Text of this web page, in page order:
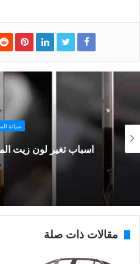
صيانة
اسباب تغير لون زيت
مقالات ذات صلة